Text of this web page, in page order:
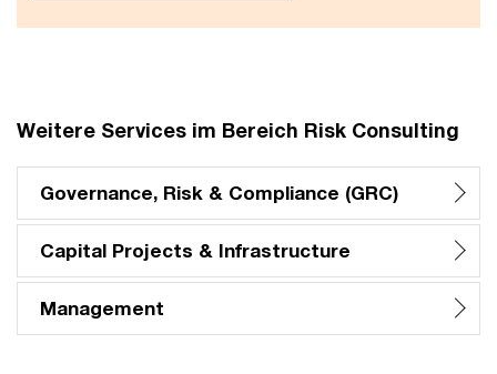
Weitere Services im Bereich Risk Consulting
Governance, Risk & Compliance (GRC)
Capital Projects & Infrastructure
Management